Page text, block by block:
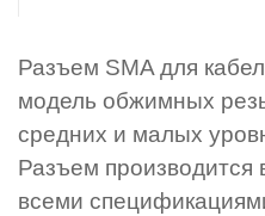
Разъем SMA для
модель обжимных
средних и малых
Разъем производится
всеми